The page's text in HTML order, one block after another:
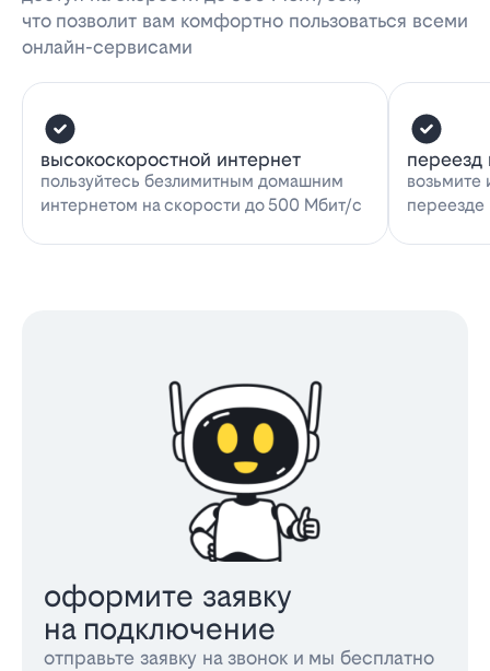
что позволит вам комфортно пользоваться всеми
онлайн-сервисами
высокоскоростной интернет
пользуйтесь безлимитным домашним
интернетом на скорости до 500 Мбит/с
переезд
возьмите
переезде
оформите заявку
на подключение
отправьте заявку на звонок и мы бесплатно